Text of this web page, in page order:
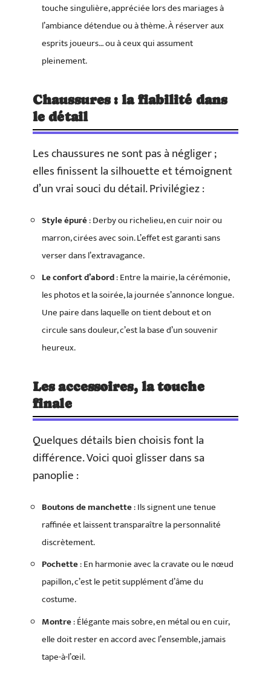
touche singulière, appréciée lors des mariages à
l’ambiance détendue ou à thème. À réserver aux
esprits joueurs… ou à ceux qui assument
pleinement.
Chaussures : la fiabilité dans
le détail
Les chaussures ne sont pas à négliger ;
elles finissent la silhouette et témoignent
d’un vrai souci du détail. Privilégiez :
Style épuré: Derby ou richelieu, en cuir noir ou
marron, cirées avec soin. L’effet est garanti sans
verser dans l’extravagance.
Le confort d’abord: Entre la mairie, la cérémonie,
les photos et la soirée, la journée s’annonce longue.
Une paire dans laquelle on tient debout et on
circule sans douleur, c’est la base d’un souvenir
heureux.
Les accessoires, la touche
finale
Quelques détails bien choisis font la
différence. Voici quoi glisser dans sa
panoplie :
Boutons de manchette: Ils signent une tenue
raffinée et laissent transparaître la personnalité
discrètement.
Pochette: En harmonie avec la cravate ou le nœud
papillon, c’est le petit supplément d’âme du
costume.
Montre: Élégante mais sobre, en métal ou en cuir,
elle doit rester en accord avec l’ensemble, jamais
tape-à-l’œil.